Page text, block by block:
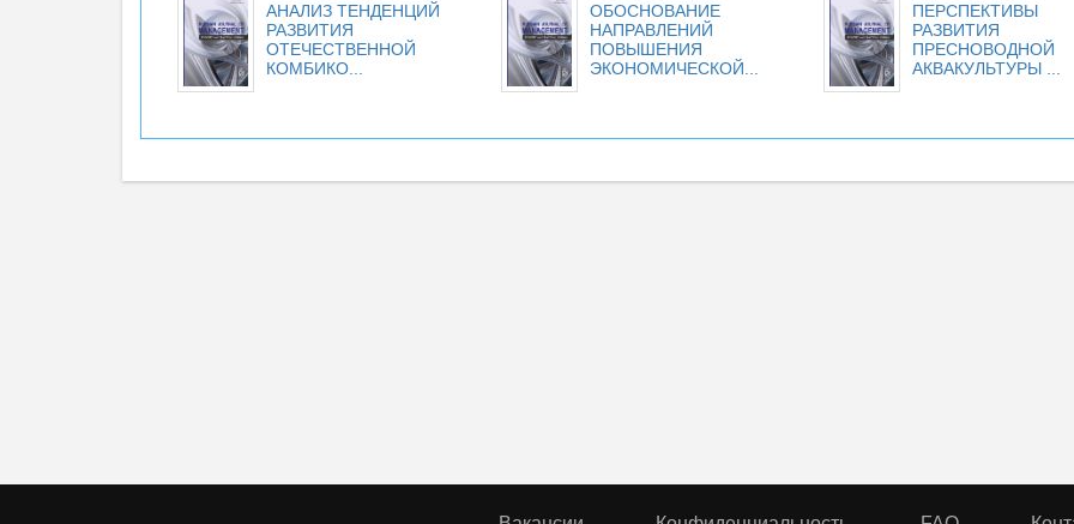
АНАЛИЗ ТЕНДЕНЦИЙ
РАЗВИТИЯ
ОТЕЧЕСТВЕННОЙ
КОМБИКО...
ОБОСНОВАНИЕ
НАПРАВЛЕНИЙ
ПОВЫШЕНИЯ
ЭКОНОМИЧЕСКОЙ...
ПЕРСПЕКТИВЫ
РАЗВИТИЯ
ПРЕСНОВОДНОЙ
АКВАКУЛЬТУРЫ ...